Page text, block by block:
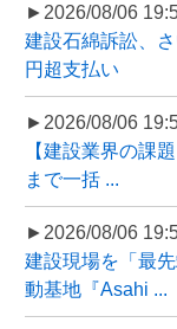
►2026/08/06
建設石綿訴訟、
円超支払い
►2026/08/06
【建設業界の課
まで一括 ...
►2026/08/06
建設現場を「最
動基地『Asahi ...